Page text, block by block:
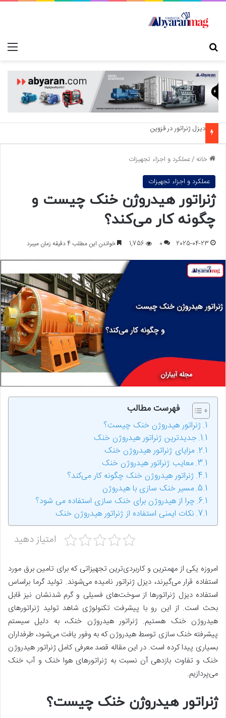
دیزل ژنراتور در قزوین
خانه /عملکرد و اجزاء تجهیزات
عملکرد و اجزاء تجهیزات
ژنراتور هیدروژن خنک چیست و
چگونه کار می‌کند؟
2025-04-23
0
1,756 خواندن این مطلب 4 دقیقه زمان میبرد
فهرست مطالب
ژنراتور هیدروژن خنک چیست؟
جدیدترین ژنراتور هیدروژن خنک
مزایای ژنراتور هیدروژن خنک
معایب ژنراتور هیدروژن خنک
ژنراتور هیدروژن خنک چگونه کار می‌کند؟
مسیر خنک سازی با هیدروژن
چرا از هیدروژن برای خنک سازی استفاده می شود؟
نکات ایمنی استفاده از ژنراتور هیدروژن خنک
امتیاز دهید
امروزه یکی از مهمترین و کاربردی‌ترین تجهیزاتی که برای تامین برق مورد
استفاده قرار می‌گیرند، دیزل ژنراتور نامیده می‌شوند. تولید گرما براساس
استفاده دیزل ژنراتورها از سوخت‌های فسیلی و گرم شدنشان نیز قابل
بحث است. از این رو با پیشرفت تکنولوژی شاهد تولید ژنراتورهای
هیدروژن خنک هستیم. ژنراتور هیدروژن خنک، به دلیل سیستم
پیشرفته خنک سازی توسط هیدروژن که به وفور یافت می‌شود، طرفداران
بسیاری پیدا کرده است. در این مقاله قصد معرفی کامل ژنراتور هیدروژن
خنک و تفاوت بازدهی آن نسبت به ژنراتورهای هوا خنک و آب خنک
می‌پردازیم.
ژنراتور هیدروژن خنک چیست؟